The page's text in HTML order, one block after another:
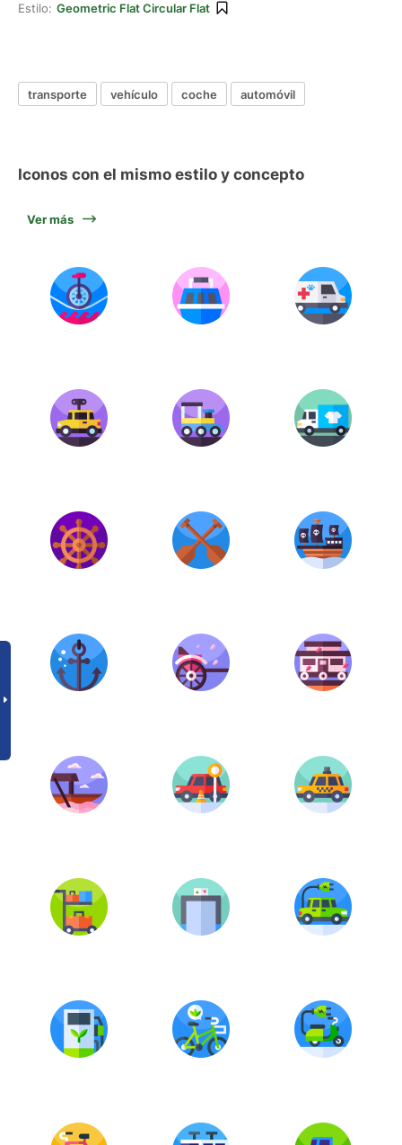
Estilo: Geometric Flat Circular Flat
transporte vehículo coche automóvil
Iconos con el mismo estilo y concepto
Ver más